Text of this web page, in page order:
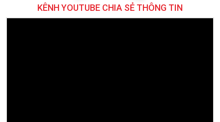
KÊNH YOUTUBE CHIA SẺ THÔNG TIN